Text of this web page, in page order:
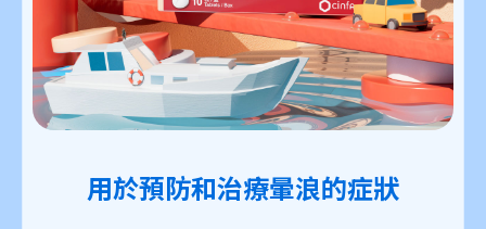
用於預防和治療暈浪的症狀